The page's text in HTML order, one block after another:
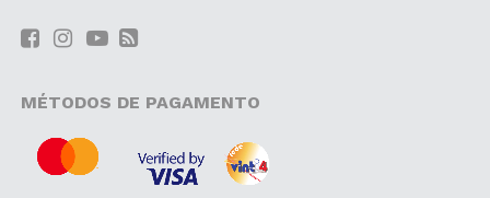
MÉTODOS DE PAGAMENTO